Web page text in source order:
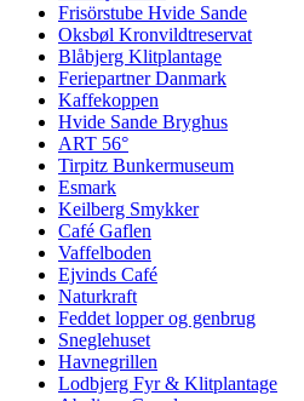
Frisörstube Hvide Sande
Oksbøl Kronvildtreservat
Blåbjerg Klitplantage
Feriepartner Danmark
Kaffekoppen
Hvide Sande Bryghus
ART 56°
Tirpitz Bunkermuseum
Esmark
Keilberg Smykker
Café Gaflen
Vaffelboden
Ejvinds Café
Naturkraft
Feddet lopper og genbrug
Sneglehuset
Havnegrillen
Lodbjerg Fyr & Klitplantage